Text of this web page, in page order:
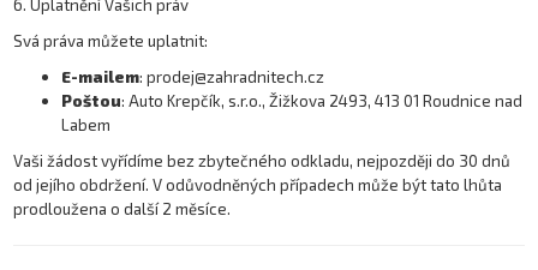
6. Uplatnění Vašich práv
Svá práva můžete uplatnit:
E-mailem:prodej@zahradnitech.cz
Poštou:Auto Krepčík, s.r.o., Žižkova 2493, 413 01 Roudnice nad
Labem
Vaši žádost vyřídíme bez zbytečného odkladu, nejpozději do 30 dnů
od jejího obdržení. V odůvodněných případech může být tato lhůta
prodloužena o další 2 měsíce.